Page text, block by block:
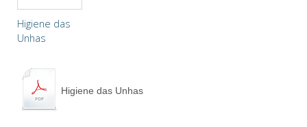
Higiene das
Unhas
Higiene das Unhas